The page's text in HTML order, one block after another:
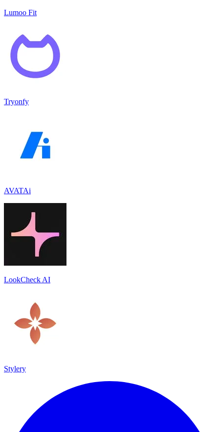
Lumoo Fit
Tryonfy
AVATAi
LookCheck AI
Stylery